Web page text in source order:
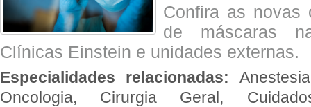
Confira as novas
de máscaras
Clínicas Einstein e unidades externas.
Especialidades relacionadas:
Oncologia, Cirurgia Geral,